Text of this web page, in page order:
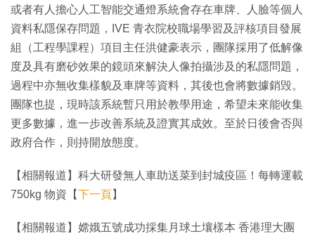
或者有人擔心人工智能交通燈系統會存在車牌、人臉等個人
資料私隱保存問題，IVE 青衣院校職場學習及評核項目發展
組（工程學課程）項目主任洪健豪表示，團隊採用了低解像
度及具有磨砂效果的鏡頭來解決人像拍攝涉及的私隱問題，
過程中亦無收集樣貌及車牌等資料，其後也會將數據銷毁。
團隊也提，現時該系統暫只用於教學用途，希望未來能收集
更多數據，進一步改善系統及證實其成效。至於日後會否與
政府合作，則持開放態度。
【相關報道】科大研發無人車助送菜到封城疫區！每轉運載
750kg 物資【下一頁】
【相關報道】嫦娥五號成功採集月球土壤樣本 香港理大團